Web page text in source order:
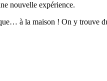
nouvelle expérience.
à la maison ! On y trouve